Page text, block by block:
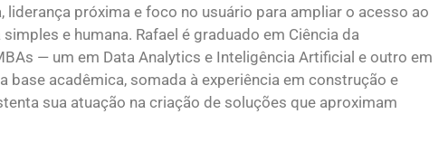
liderança próxima e foco no usuário para ampliar o acesso ao
e humana. Rafael é graduado em Ciência da
— um em Data Analytics e Inteligência Artificial e outro em
base acadêmica, somada à experiência em construção e
sua atuação na criação de soluções que aproximam